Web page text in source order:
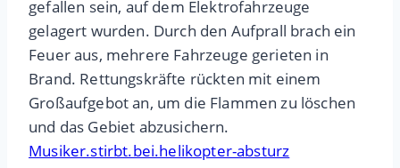
gefallen sein, auf dem Elektrofahrzeuge
gelagert wurden. Durch den Aufprall brach ein
Feuer aus, mehrere Fahrzeuge gerieten in
Brand. Rettungskräfte rückten mit einem
Großaufgebot an, um die Flammen zu löschen
und das Gebiet abzusichern.
Musiker.stirbt.bei.helikopter-absturz